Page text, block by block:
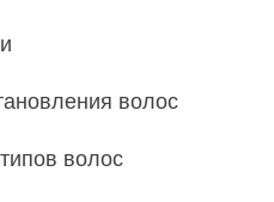
волос
волос